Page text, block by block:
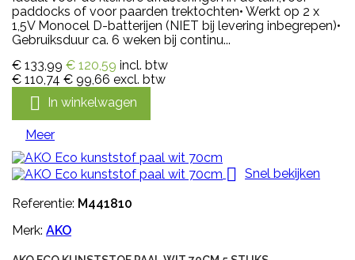
paddocks of voor paarden trektochten• Werkt op 2 x
1,5V Monocel D-batterijen (NIET bij levering inbegrepen)•
Gebruiksduur ca. 6 weken bij continu...
€ 133,99 € 120,59 incl. btw
€ 110,74 € 99,66 excl. btw
 In winkelwagen
Meer
 Snel bekijken
Referentie: M441810
Merk: AKO